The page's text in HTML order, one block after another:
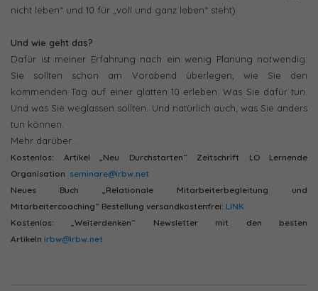
nicht leben“ und 10 für „voll und ganz leben“ steht).
Und wie geht das?
Dafür ist meiner Erfahrung nach ein wenig Planung notwendig:
Sie sollten schon am Vorabend überlegen, wie Sie den
kommenden Tag auf einer glatten 10 erleben: Was Sie dafür tun.
Und was Sie weglassen sollten. Und natürlich auch, was Sie anders
tun können.
Mehr darüber…
Kostenlos: Artikel „Neu Durchstarten“ Zeitschrift LO Lernende
Organisation seminare@irbw.net
Neues Buch „Relationale Mitarbeiterbegleitung und
Mitarbeitercoaching“ Bestellung versandkostenfrei: LINK
Kostenlos: „Weiterdenken“ Newsletter mit den besten
Artikeln irbw@irbw.net